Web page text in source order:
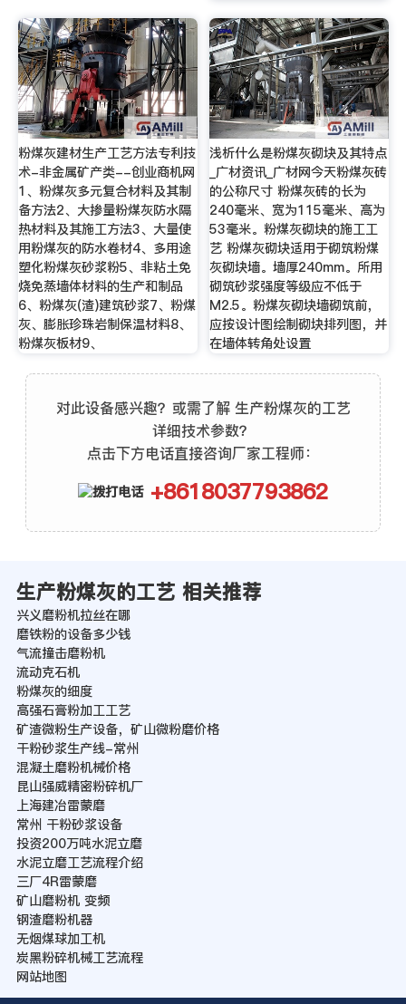
粉煤灰建材生产工艺方法专利技
术-非金属矿产类--创业商机网
1、粉煤灰多元复合材料及其制
备方法2、大掺量粉煤灰防水隔
热材料及其施工方法3、大量使
用粉煤灰的防水卷材4、多用途
塑化粉煤灰砂浆粉5、非粘土免
烧免蒸墙体材料的生产和制品
6、粉煤灰(渣)建筑砂浆7、粉煤
灰、膨胀珍珠岩制保温材料8、
粉煤灰板材9、
浅析什么是粉煤灰砌块及其特点
_广材资讯_广材网今天粉煤灰砖
的公称尺寸 粉煤灰砖的长为
240毫米、宽为115毫米、高为
53毫米。粉煤灰砌块的施工工
艺 粉煤灰砌块适用于砌筑粉煤
灰砌块墙。墙厚240mm。所用
砌筑砂浆强度等级应不低于
M2.5。粉煤灰砌块墙砌筑前，
应按设计图绘制砌块排列图，并
在墙体转角处设置
对此设备感兴趣？或需了解 生产粉煤灰的工艺
详细技术参数？
点击下方电话直接咨询厂家工程师：
+8618037793862
生产粉煤灰的工艺 相关推荐
兴义磨粉机拉丝在哪
磨铁粉的设备多少钱
气流撞击磨粉机
流动克石机
粉煤灰的细度
高强石膏粉加工工艺
矿渣微粉生产设备，矿山微粉磨价格
干粉砂浆生产线-常州
混凝土磨粉机械价格
昆山强威精密粉碎机厂
上海建冶雷蒙磨
常州 干粉砂浆设备
投资200万吨水泥立磨
水泥立磨工艺流程介绍
三厂4R雷蒙磨
矿山磨粉机 变频
钢渣磨粉机器
无烟煤球加工机
炭黑粉碎机械工艺流程
网站地图